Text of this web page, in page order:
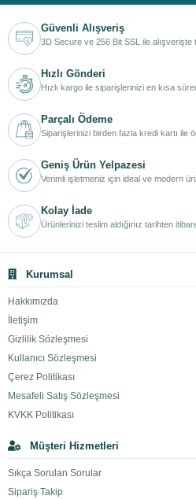
Güvenli Alışveriş
3D Secure ve 256 Bit SSL ile alışverişte
Hızlı Gönderi
Hızlı kargo ile siparişlerinizi en kısa
Parçalı Ödeme
Siparişlerinizi birden fazla kredi kartı ile
Geniş Ürün Yelpazesi
Verimli işletmeniz için ideal ve modern
Kolay İade
Ürünlerinizi teslim aldığınız tarihten
Kurumsal
Hakkımızda
İletişim
Gizlilik Sözleşmesi
Kullanıcı Sözleşmesi
Çerez Politikası
Mesafeli Satış Sözleşmesi
KVKK Politikası
Müşteri Hizmetleri
Sıkça Sorulan Sorular
Sipariş Takip